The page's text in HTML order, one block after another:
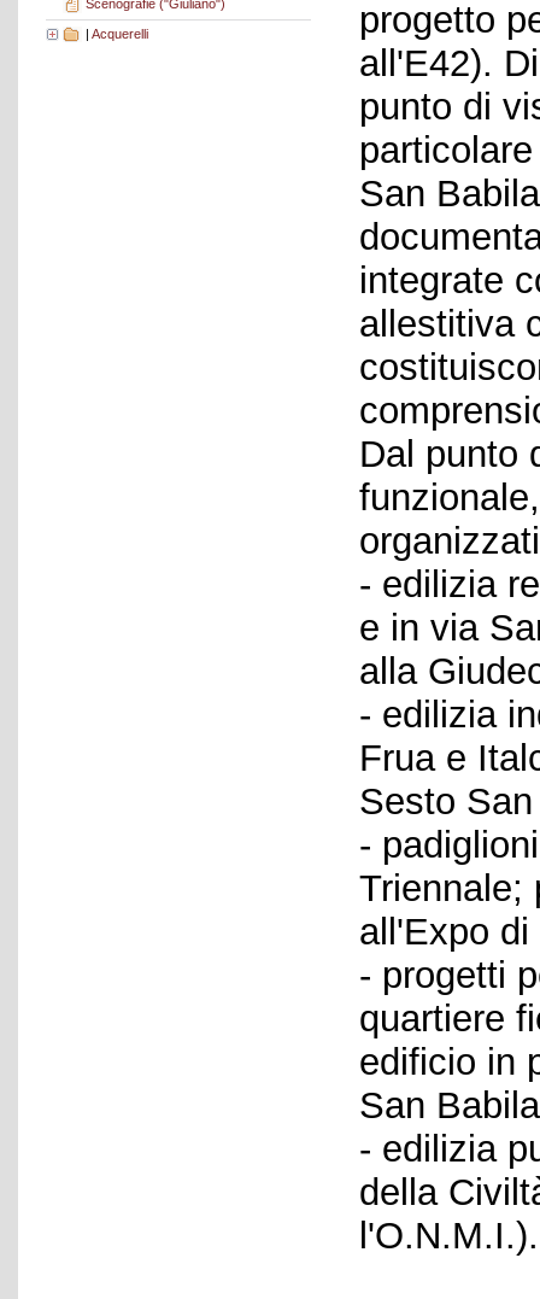
Scenografie ("Giuliano")
| Acquerelli
progetto
all'E42).
punto di
San
integrate
allestitiva
Dal punto
- edilizia
e in via
alla
- edilizia
Frua e
Sesto
-
Triennale;
all'Expo
- progetti
quartiere
edificio in
San
- edilizia
della
l'O.N.M.I.).